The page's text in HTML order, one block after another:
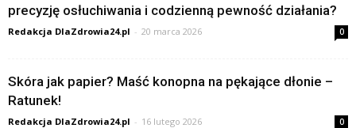
precyzję osłuchiwania i codzienną pewność działania?
Redakcja DlaZdrowia24.pl - 20 marca 2026 0
Skóra jak papier? Maść konopna na pękające dłonie –
Ratunek!
Redakcja DlaZdrowia24.pl - 16 lutego 2026 0